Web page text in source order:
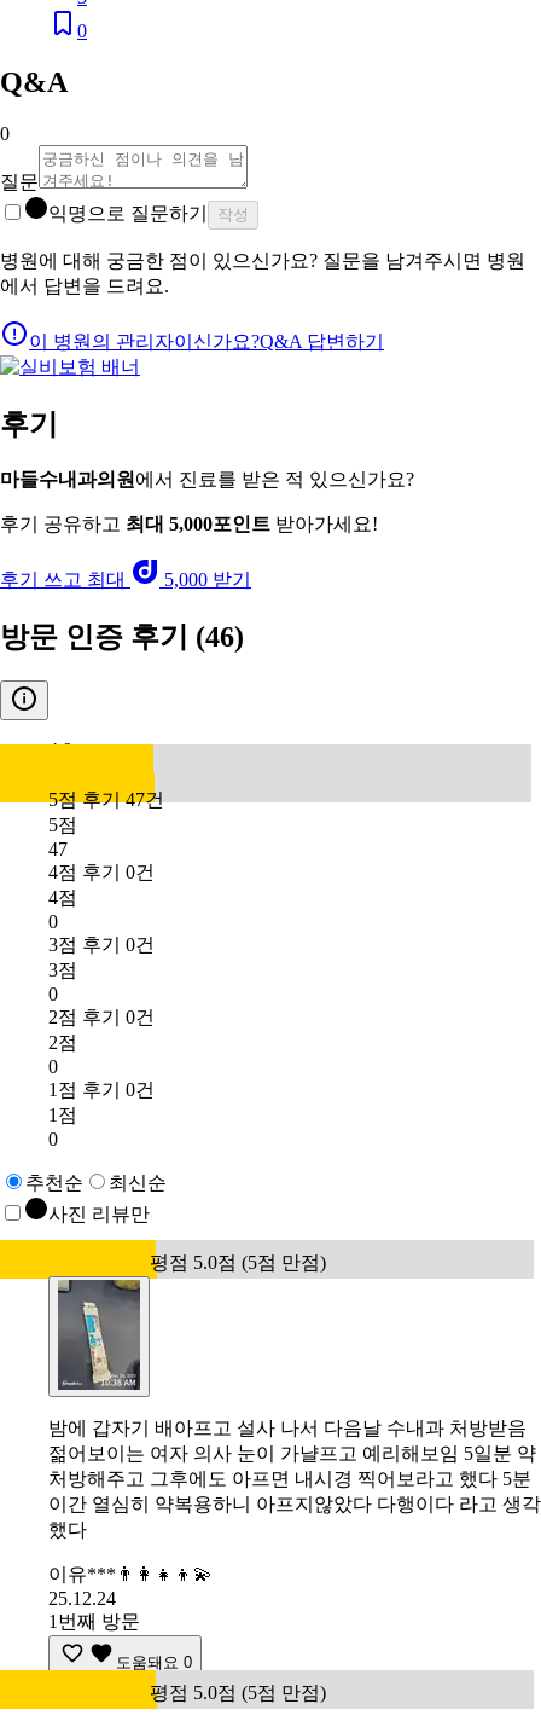
0
Q&A
0
질문
익명으로 질문하기
작성
병원에 대해 궁금한 점이 있으신가요? 질문을 남겨주시면 병원
에서 답변을 드려요.
이 병원의 관리자이신가요?Q&A 답변하기
후기
마들수내과의원 에서 진료를 받은 적 있으신가요?
후기 공유하고 최대 5,000포인트 받아가세요!
후기 쓰고 최대 5,000 받기
방문 인증 후기 (46)
4.9
5점 후기 47건
5점
47
4점 후기 0건
4점
0
3점 후기 0건
3점
0
2점 후기 0건
2점
0
1점 후기 0건
1점
0
추천순
최신순
사진 리뷰만
평점 5.0점 (5점 만점)
밤에 갑자기 배아프고 설사 나서 다음날 수내과 처방받음
젊어보이는 여자 의사 눈이 가냘프고 예리해보임 5일분 약
처방해주고 그후에도 아프면 내시경 찍어보라고 했다 5분
이간 열심히 약복용하니 아프지않았다 다행이다 라고 생각
했다
이유***👨‍👩‍👧‍👦💫
25.12.24
1번째 방문
도움돼요 0
평점 5.0점 (5점 만점)